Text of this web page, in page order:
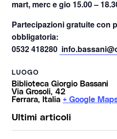
mart, merc e gio 15.00 –
Partecipazioni gratuite con
obbligatoria:
0532 418280
LUOGO
Biblioteca Giorgio Bassani
Via Grosoli, 42
Ferrara Italia + Google
Ultimi articoli